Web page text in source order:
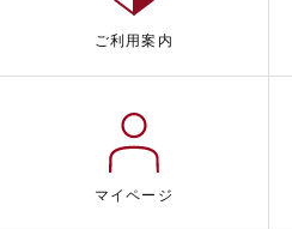
ご利用案内
マイページ